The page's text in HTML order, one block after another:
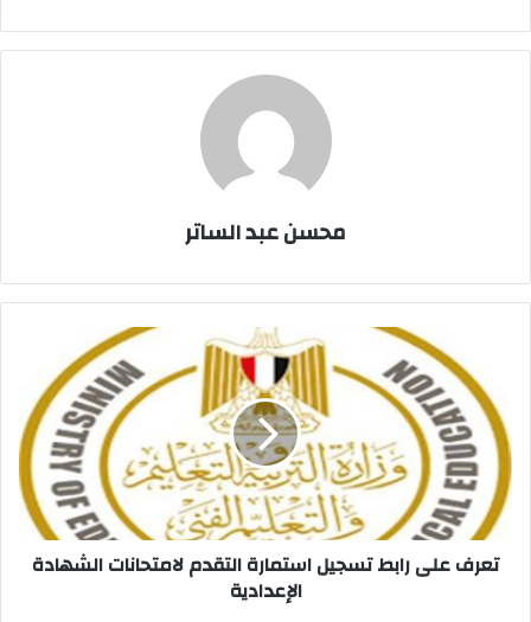
محسن عبد الساتر
رابط
تسجيل
استمارة
التقدم
لامتحانات
الشهادة
الإعدادية
تعرف على رابط تسجيل استمارة التقدم لامتحانات الشهادة
الإعدادية